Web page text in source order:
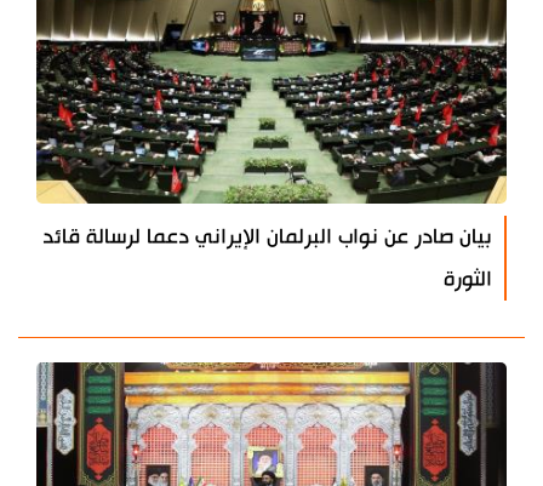
بيان صادر عن نواب البرلمان الإيراني دعما لرسالة قائد
الثورة